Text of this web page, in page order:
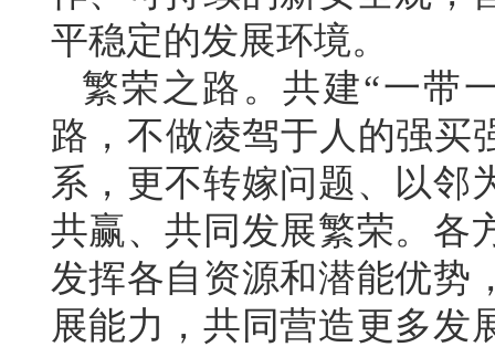
平稳定的发展环境。
繁荣之路。共建“一带
路，不做凌驾于人的强买
系，更不转嫁问题、以邻
共赢、共同发展繁荣。各
发挥各自资源和潜能优势
展能力，共同营造更多发